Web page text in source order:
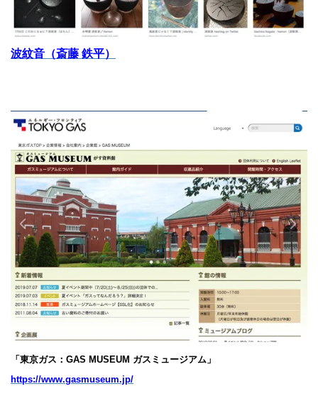
波紋音（斎藤 鉄平）
「東京ガス：GAS MUSEUM ガスミュージアム」
https://www.gasmuseum.jp/